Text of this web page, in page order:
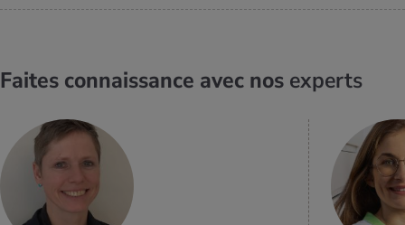
Faites connaissance avec nos experts